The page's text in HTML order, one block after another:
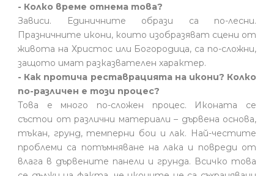
- Колко време отнема това?
Зависи. Единичните образи са по-лесни.
Празничните икони, които изобразяват сцени от
живота на Христос или Богородица, са по-сложни,
защото имат разказвателен характер.
- Как протича реставрацията на икони? Колко
по-различен е този процес?
Това е много по-сложен процес. Иконата се
състои от различни материали – дървена основа,
тъкан, грунд, темперни бои и лак. Най-честите
проблеми са потъмняване на лака и повреди от
влага в дървените панели и грунда. Всичко това